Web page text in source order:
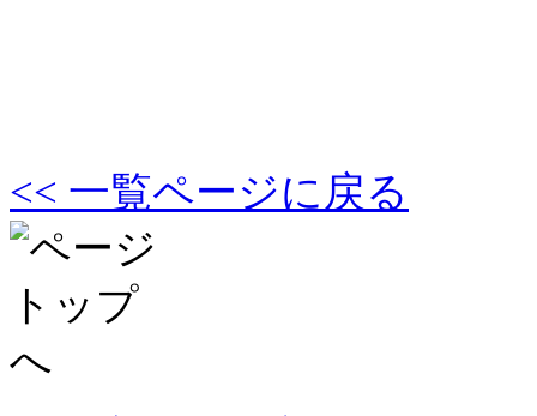
<< 一覧ページに戻る